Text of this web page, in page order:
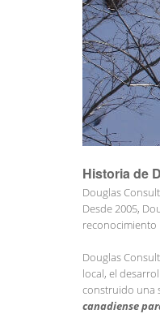
Historia de
Douglas
Desde 2005,
reconocimiento
Douglas
local, el
construido una
canadiense